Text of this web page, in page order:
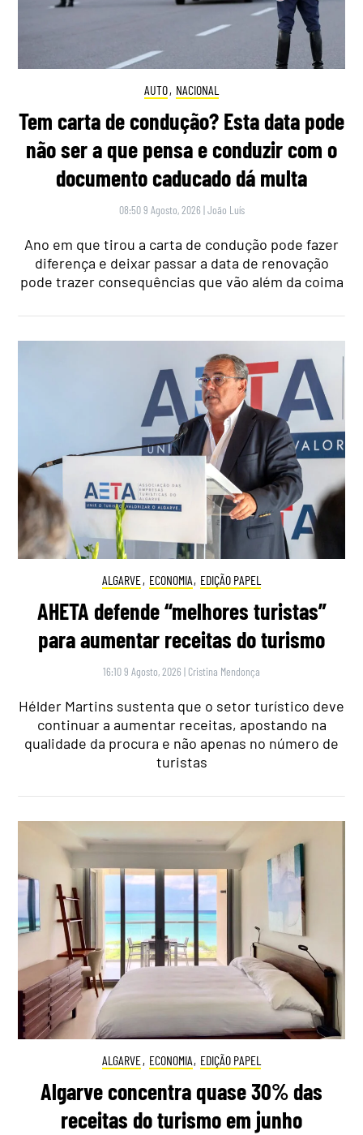
AUTO, NACIONAL
Tem carta de condução? Esta data pode
não ser a que pensa e conduzir com o
documento caducado dá multa
08:50 9 Agosto, 2026 |João Luís
Ano em que tirou a carta de condução pode fazer
diferença e deixar passar a data de renovação
pode trazer consequências que vão além da coima
ALGARVE, ECONOMIA, EDIÇÃO PAPEL
AHETA defende “melhores turistas”
para aumentar receitas do turismo
16:10 9 Agosto, 2026 | Cristina Mendonça
Hélder Martins sustenta que o setor turístico deve
continuar a aumentar receitas, apostando na
qualidade da procura e não apenas no número de
turistas
ALGARVE, ECONOMIA, EDIÇÃO PAPEL
Algarve concentra quase 30% das
receitas do turismo em junho